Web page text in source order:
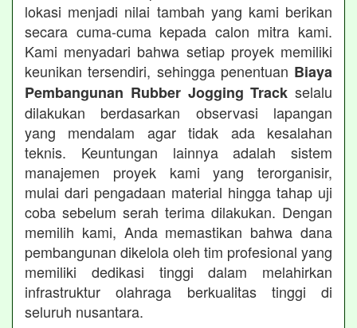
lokasi menjadi nilai tambah yang kami berikan
secara cuma-cuma kepada calon mitra kami.
Kami menyadari bahwa setiap proyek memiliki
keunikan tersendiri, sehingga penentuan Biaya
Pembangunan Rubber Jogging Track selalu
dilakukan berdasarkan observasi lapangan
yang mendalam agar tidak ada kesalahan
teknis. Keuntungan lainnya adalah sistem
manajemen proyek kami yang terorganisir,
mulai dari pengadaan material hingga tahap uji
coba sebelum serah terima dilakukan. Dengan
memilih kami, Anda memastikan bahwa dana
pembangunan dikelola oleh tim profesional yang
memiliki dedikasi tinggi dalam melahirkan
infrastruktur olahraga berkualitas tinggi di
seluruh nusantara.